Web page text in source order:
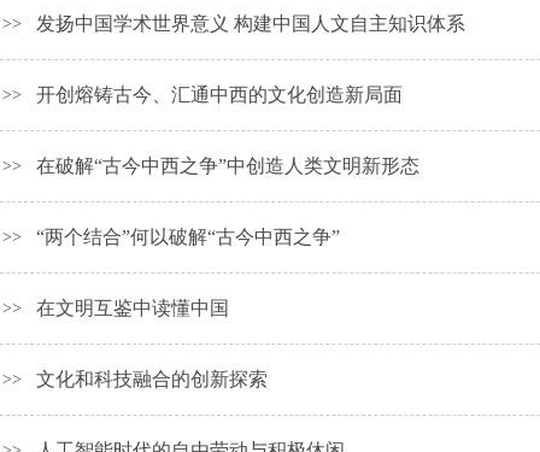
>> 发扬中国学术世界意义 构建中国人文自主知识体系
>> 开创熔铸古今、汇通中西的文化创造新局面
>> 在破解“古今中西之争”中创造人类文明新形态
>> “两个结合”何以破解“古今中西之争”
>> 在文明互鉴中读懂中国
>> 文化和科技融合的创新探索